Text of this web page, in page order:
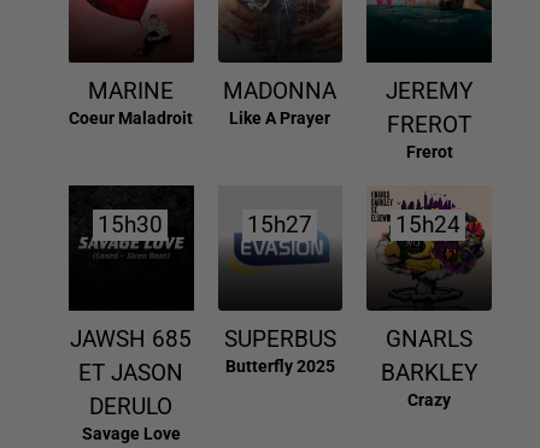
MARINE
Coeur Maladroit
MADONNA
Like A Prayer
JEREMY
FREROT
Frerot
15h30
15h30
JAWSH 685
ET JASON
DERULO
Savage Love
15h27
15h27
SUPERBUS
Butterfly 2025
15h24
15h24
GNARLS
BARKLEY
Crazy